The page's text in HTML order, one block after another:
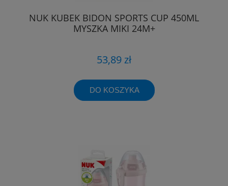
NUK KUBEK BIDON SPORTS CUP 450ML
MYSZKA MIKI 24M+
53,89 zł
DO KOSZYKA